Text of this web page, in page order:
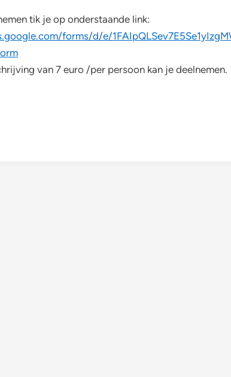
tik je op onderstaande link:
forms/d/e/
van 7 euro /per persoon kan je deelnemen.